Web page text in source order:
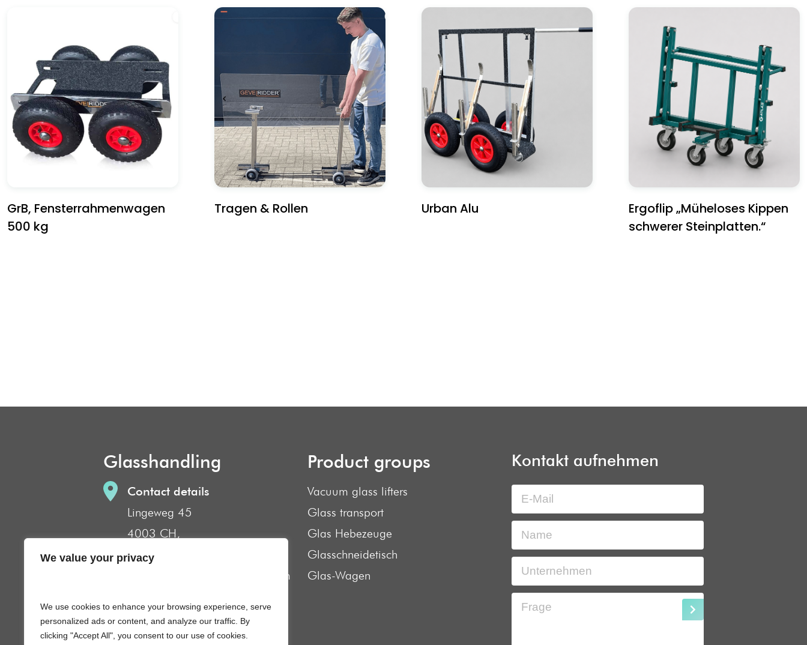
We value your privacy
We use cookies to enhance your browsing experience, serve
personalized ads or content, and analyze our traffic. By
clicking "Accept All", you consent to our use of cookies.
GrB, Fensterrahmenwagen
500 kg
Tragen & Rollen Urban Alu
Ergoflip „Müheloses Kippen
schwerer Steinplatten.“
Glasshandling
Contact details
Lingeweg 45
4003 CH,
Tiel The Netherlands
info@glasshandlingholland.com
0031-344-623777
Volg ons op:
Product groups
Vacuum glass lifters
Glass transport
Glas Hebezeuge
Glasschneidetisch
Glas-Wagen
Kontakt aufnehmen